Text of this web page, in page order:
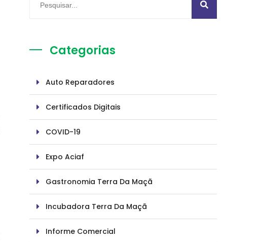
Categorias
Auto Reparadores
Certificados Digitais
COVID-19
Expo Aciaf
Gastronomia Terra Da Maçã
Incubadora Terra Da Maçã
Informe Comercial